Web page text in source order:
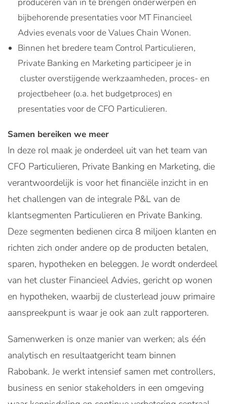
bijbehorende presentaties voor MT Financieel
Advies evenals voor de Values Chain Wonen.
Binnen het bredere team Control Particulieren,
Private Banking en Marketing participeer je in
cluster overstijgende werkzaamheden, proces- en
projectbeheer (o.a. het budgetproces) en
presentaties voor de CFO Particulieren.
Samen bereiken we meer
In deze rol maak je onderdeel uit van het team van
CFO Particulieren, Private Banking en Marketing, die
verantwoordelijk is voor het financiële inzicht in en
het challengen van de integrale P&L van de
klantsegmenten Particulieren en Private Banking.
Deze segmenten bedienen circa 8 miljoen klanten en
richten zich onder andere op de producten betalen,
sparen, hypotheken en beleggen. Je wordt onderdeel
van het cluster Financieel Advies, gericht op wonen
en hypotheken, waarbij de clusterlead jouw primaire
aanspreekpunt is waar je ook aan zult rapporteren.
Samenwerken is onze manier van werken; als één
analytisch en resultaatgericht team binnen
Rabobank. Je werkt intensief samen met controllers,
business en senior stakeholders in een omgeving